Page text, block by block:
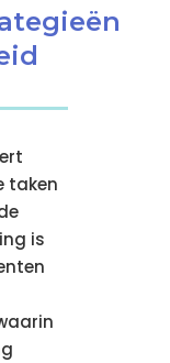
taken
is